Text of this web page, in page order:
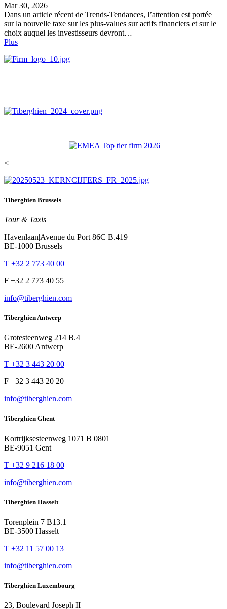
Mar 30, 2026
Dans un article récent de Trends‑Tendances, l’attention est portée
sur la nouvelle taxe sur les plus‑values sur actifs financiers et sur le
choix auquel les investisseurs devront…
Plus
<
Tiberghien Brussels
Tour & Taxis
Havenlaan|Avenue du Port 86C B.419
BE-1000 Brussels
T +32 2 773 40 00
F +32 2 773 40 55
info@tiberghien.com
Tiberghien Antwerp
Grotesteenweg 214 B.4
BE-2600 Antwerp
T +32 3 443 20 00
F +32 3 443 20 20
info@tiberghien.com
Tiberghien Ghent
Kortrijksesteenweg 1071 B 0801
BE-9051 Gent
T +32 9 216 18 00
info@tiberghien.com
Tiberghien Hasselt
Torenplein 7 B13.1
BE-3500 Hasselt
T +32 11 57 00 13
info@tiberghien.com
Tiberghien Luxembourg
23, Boulevard Joseph II